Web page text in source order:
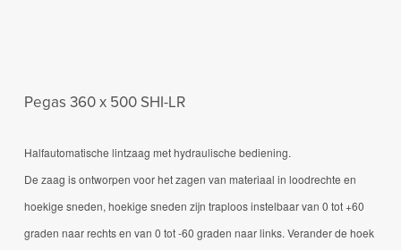
Pegas 360 x 500 SHI-LR
Halfautomatische lintzaag met hydraulische bediening.
De zaag is ontworpen voor het zagen van materiaal in loodrechte en
hoekige sneden, hoekige sneden zijn traploos instelbaar van 0 tot +60
graden naar rechts en van 0 tot -60 graden naar links. Verander de hoek